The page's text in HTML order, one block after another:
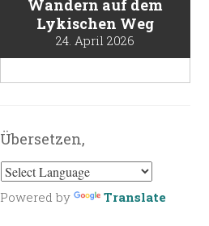
Wandern auf dem
Lykischen Weg
24. April 2026
Übersetzen,
Powered by Translate